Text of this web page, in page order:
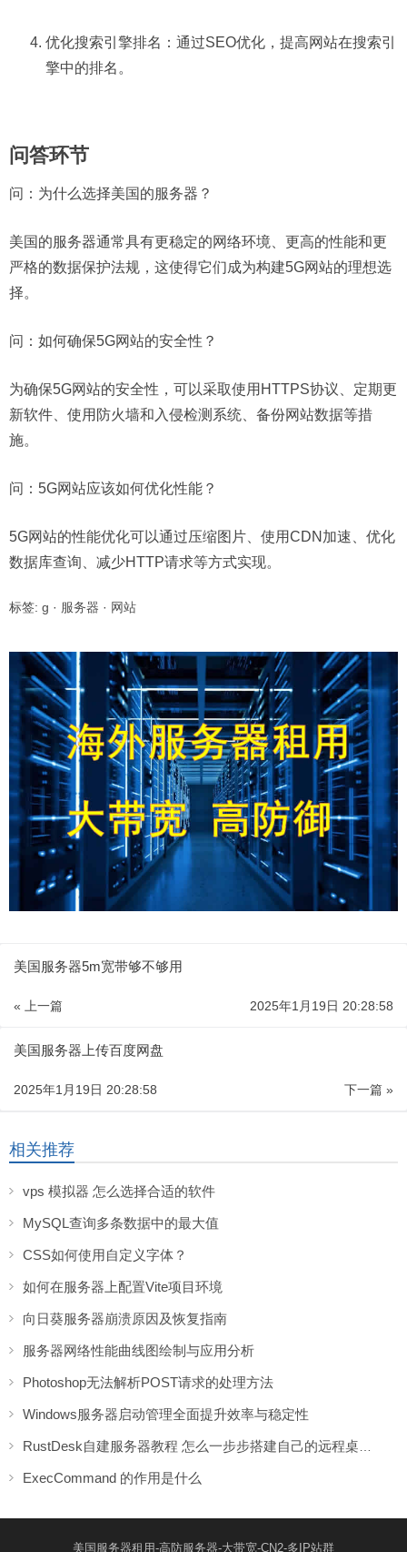
优化搜索引擎排名：通过SEO优化，提高网站在搜索引
擎中的排名。
问答环节
问：为什么选择美国的服务器？
美国的服务器通常具有更稳定的网络环境、更高的性能和更
严格的数据保护法规，这使得它们成为构建5G网站的理想选
择。
问：如何确保5G网站的安全性？
为确保5G网站的安全性，可以采取使用HTTPS协议、定期更
新软件、使用防火墙和入侵检测系统、备份网站数据等措
施。
问：5G网站应该如何优化性能？
5G网站的性能优化可以通过压缩图片、使用CDN加速、优化
数据库查询、减少HTTP请求等方式实现。
标签: g · 服务器 · 网站
美国服务器5m宽带够不够用
« 上一篇 2025年1月19日 20:28:58
美国服务器上传百度网盘
下一篇 »
2025年1月19日 20:28:58
相关推荐
vps 模拟器 怎么选择合适的软件
MySQL查询多条数据中的最大值
CSS如何使用自定义字体？
如何在服务器上配置Vite项目环境
向日葵服务器崩溃原因及恢复指南
服务器网络性能曲线图绘制与应用分析
Photoshop无法解析POST请求的处理方法
Windows服务器启动管理全面提升效率与稳定性
ExecCommand 的作用是什么
美国服务器租用-高防服务器-大带宽-CN2-多IP站群